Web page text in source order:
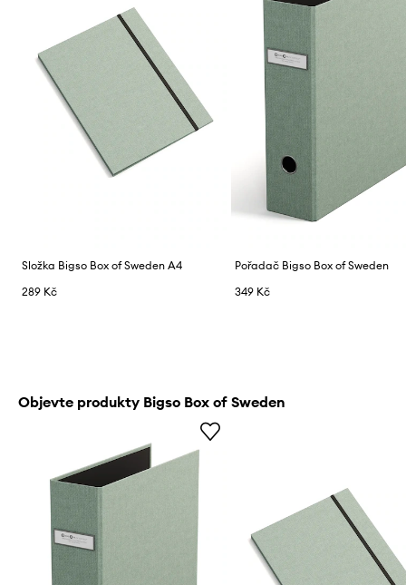
Složka Bigso Box of Sweden A4
289 Kč
Pořadač Bigso Box of Sweden
349 Kč
Objevte produkty Bigso Box of Sweden